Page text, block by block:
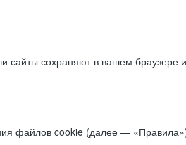
сохраняют в вашем браузере
файлов cookie (далее —